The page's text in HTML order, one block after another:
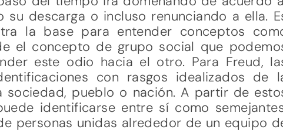
descarga o incluso renunciando a ella.
la base para entender conceptos
el concepto de grupo social que
este odio hacia el otro. Para Freud,
con rasgos idealizados de
pueblo o nación. A partir de
identificarse entre sí como
personas unidas alrededor de un equipo